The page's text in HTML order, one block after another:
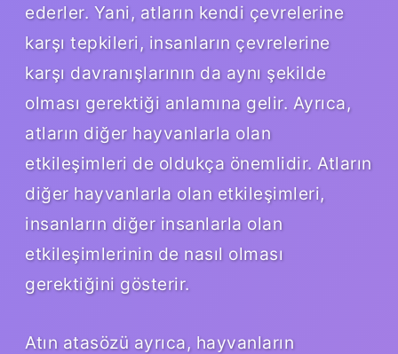
ederler. Yani, atların kendi çevrelerine
karşı tepkileri, insanların çevrelerine
karşı davranışlarının da aynı şekilde
olması gerektiği anlamına gelir. Ayrıca,
atların diğer hayvanlarla olan
etkileşimleri de oldukça önemlidir. Atların
diğer hayvanlarla olan etkileşimleri,
insanların diğer insanlarla olan
etkileşimlerinin de nasıl olması
gerektiğini gösterir.
Atın atasözü ayrıca, hayvanların